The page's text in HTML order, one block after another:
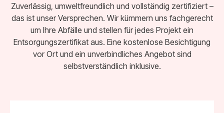
Zuverlässig, umweltfreundlich und vollständig zertifiziert –
das ist unser Versprechen. Wir kümmern uns fachgerecht
um Ihre Abfälle und stellen für jedes Projekt ein
Entsorgungszertifikat aus. Eine kostenlose Besichtigung
vor Ort und ein unverbindliches Angebot sind
selbstverständlich inklusive.